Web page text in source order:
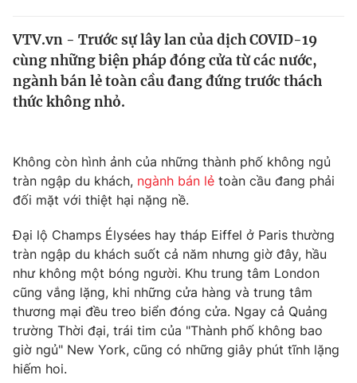
Thế giới
Tin tức
Câu chuyện quốc tế
Tài chính
Thị trường
Dữ liệu và đời sống
Phim VTV
Hậu trường
Nhân vật
Khán giả
Giải sao mai
Giải trí
Điện ảnh
Âm nhạc
Sao
Đời sống
Du lịch
Làm đẹp
Giáo dục
VTV.vn - Trước sự lây lan của dịch COVID-19
cùng những biện pháp đóng cửa từ các nước,
ngành bán lẻ toàn cầu đang đứng trước thách
thức không nhỏ.
Không còn hình ảnh của những thành phố không ngủ
tràn ngập du khách, ngành bán lẻ toàn cầu đang phải
đối mặt với thiệt hại nặng nề.
Đại lộ Champs Élysées hay tháp Eiffel ở Paris thường
tràn ngập du khách suốt cả năm nhưng giờ đây, hầu
như không một bóng người. Khu trung tâm London
cũng vắng lặng, khi những cửa hàng và trung tâm
thương mại đều treo biển đóng cửa. Ngay cả Quảng
trường Thời đại, trái tim của "Thành phố không bao
giờ ngủ" New York, cũng có những giây phút tĩnh lặng
hiếm hoi.